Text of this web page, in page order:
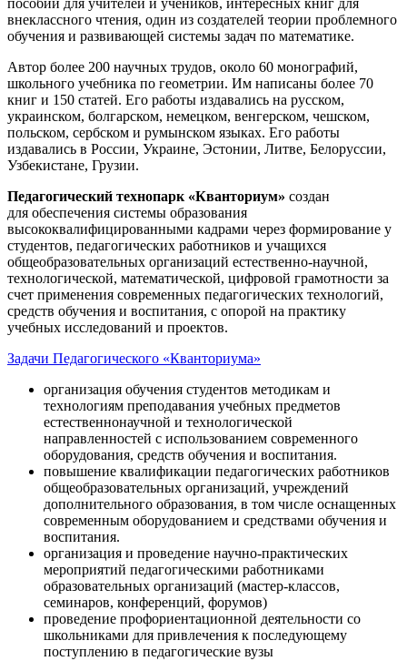
пособий для учителей и учеников, интересных книг для
внеклассного чтения, один из создателей теории проблемного
обучения и развивающей системы задач по математике.
Автор более 200 научных трудов, около 60 монографий,
школьного учебника по геометрии. Им написаны более 70
книг и 150 статей. Его работы издавались на русском,
украинском, болгарском, немецком, венгерском, чешском,
польском, сербском и румынском языках. Его работы
издавались в России, Украине, Эстонии, Литве, Белоруссии,
Узбекистане, Грузии.
Педагогический технопарк «Кванториум» создан
для обеспечения системы образования
высококвалифицированными кадрами через формирование у
студентов, педагогических работников и учащихся
общеобразовательных организаций естественно-научной,
технологической, математической, цифровой грамотности за
счет применения современных педагогических технологий,
средств обучения и воспитания, с опорой на практику
учебных исследований и проектов.
Задачи Педагогического «Кванториума»
организация обучения студентов методикам и
технологиям преподавания учебных предметов
естественнонаучной и технологической
направленностей с использованием современного
оборудования, средств обучения и воспитания.
повышение квалификации педагогических работников
общеобразовательных организаций, учреждений
дополнительного образования, в том числе оснащенных
современным оборудованием и средствами обучения и
воспитания.
организация и проведение научно-практических
мероприятий педагогическими работниками
образовательных организаций (мастер-классов,
семинаров, конференций, форумов)
проведение профориентационной деятельности со
школьниками для привлечения к последующему
поступлению в педагогические вузы